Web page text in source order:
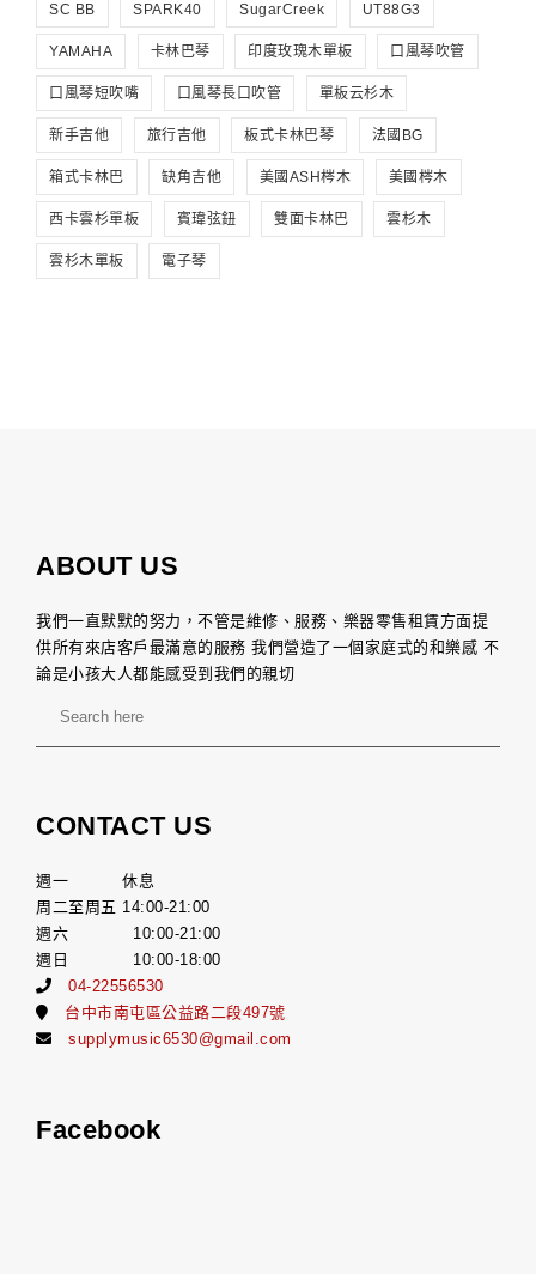
SC BB SPARK40 SugarCreek UT88G3
YAMAHA 卡林巴琴 印度玫瑰木單板 口風琴吹管
口風琴短吹嘴 口風琴長口吹管 單板云杉木
新手吉他 旅行吉他 板式卡林巴琴 法國BG
箱式卡林巴 缺角吉他 美國ASH梣木 美國梣木
西卡雲杉單板 賓瑋弦鈕 雙面卡林巴 雲杉木
雲杉木單板 電子琴
ABOUT US
我們一直默默的努力，不管是維修、服務、樂器零售租賃方面提
供所有來店客戶最滿意的服務 我們營造了一個家庭式的和樂感 不
論是小孩大人都能感受到我們的親切
CONTACT US
週一 休息
周二至周五 14:00-21:00
週六 10:00-21:00
週日 10:00-18:00
04-22556530
台中市南屯區公益路二段497號
supplymusic6530@gmail.com
Facebook